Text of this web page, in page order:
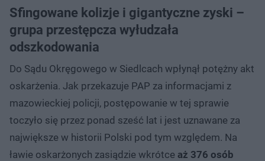
Sfingowane kolizje i gigantyczne zyski –
grupa przestępcza wyłudzała
odszkodowania
Do Sądu Okręgowego w Siedlcach wpłynął potężny akt
oskarżenia. Jak przekazuje PAP za informacjami z
mazowieckiej policji, postępowanie w tej sprawie
toczyło się przez ponad sześć lat i jest uznawane za
największe w historii Polski pod tym względem. Na
ławie oskarżonych zasiądzie wkrótce aż 376 osób